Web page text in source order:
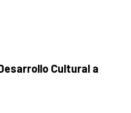
Cultural a